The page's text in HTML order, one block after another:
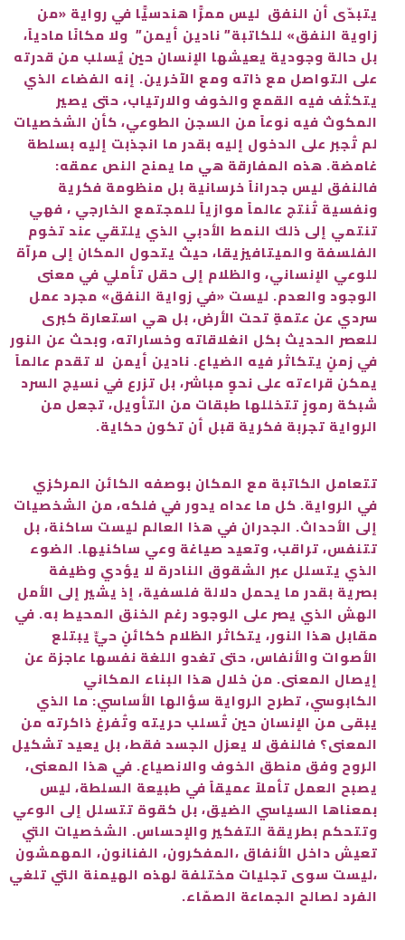
يتبدّى أن النفق ليس ممرًّا هندسيًّا في رواية «من
زاوية النفق» للكاتبة” نادين أيمن” ولا مكانًا مادياً،
بل حالة وجودية يعيشها الإنسان حين يُسلب من قدرته
على التواصل مع ذاته ومع الآخرين. إنه الفضاء الذي
يتكثف فيه القمع والخوف والارتياب، حتى يصير
المكوث فيه نوعاً من السجن الطوعي، كأن الشخصيات
لم تُجبر على الدخول إليه بقدر ما انجذبت إليه بسلطة
غامضة. هذه المفارقة هي ما يمنح النص عمقه:
فالنفق ليس جدراناً خرسانية بل منظومة فكرية
ونفسية تُنتج عالماً موازياً للمجتمع الخارجي ، فهي
تنتمي إلى ذلك النمط الأدبي الذي يلتقي عند تخوم
الفلسفة والميتافيزيقا، حيث يتحول المكان إلى مرآة
للوعي الإنساني، والظلام إلى حقل تأملي في معنى
الوجود والعدم. ليست «في زواية النفق» مجرد عمل
سردي عن عتمةٍ تحت الأرض، بل هي استعارة كبرى
للعصر الحديث بكل انغلاقاته وخساراته، وبحث عن النور
في زمنٍ يتكاثر فيه الضياع. نادين أيمن لا تقدم عالماً
يمكن قراءته على نحوٍ مباشر، بل تزرع في نسيج السرد
شبكة رموزٍ تتخللها طبقات من التأويل، تجعل من
الرواية تجربة فكرية قبل أن تكون حكاية.
تتعامل الكاتبة مع المكان بوصفه الكائن المركزي
في الرواية. كل ما عداه يدور في فلكه، من الشخصيات
إلى الأحداث. الجدران في هذا العالم ليست ساكنة، بل
تتنفس، تراقب، وتعيد صياغة وعي ساكنيها. الضوء
الذي يتسلل عبر الشقوق النادرة لا يؤدي وظيفة
بصرية بقدر ما يحمل دلالة فلسفية، إذ يشير إلى الأمل
الهش الذي يصر على الوجود رغم الخنق المحيط به. في
مقابل هذا النور، يتكاثر الظلام ككائنٍ حيٍّ يبتلع
الأصوات والأنفاس، حتى تغدو اللغة نفسها عاجزة عن
إيصال المعنى. من خلال هذا البناء المكاني
الكابوسي، تطرح الرواية سؤالها الأساسي: ما الذي
يبقى من الإنسان حين تُسلب حريته وتُفرغ ذاكرته من
المعنى؟ فالنفق لا يعزل الجسد فقط، بل يعيد تشكيل
الروح وفق منطق الخوف والانصياع. في هذا المعنى،
يصبح العمل تأملاً عميقاً في طبيعة السلطة، ليس
بمعناها السياسي الضيق، بل كقوة تتسلل إلى الوعي
وتتحكم بطريقة التفكير والإحساس. الشخصيات التي
تعيش داخل الأنفاق ،المفكرون، الفنانون، المهمشون
،ليست سوى تجليات مختلفة لهذه الهيمنة التي تلغي
الفرد لصالح الجماعة الصمّاء.